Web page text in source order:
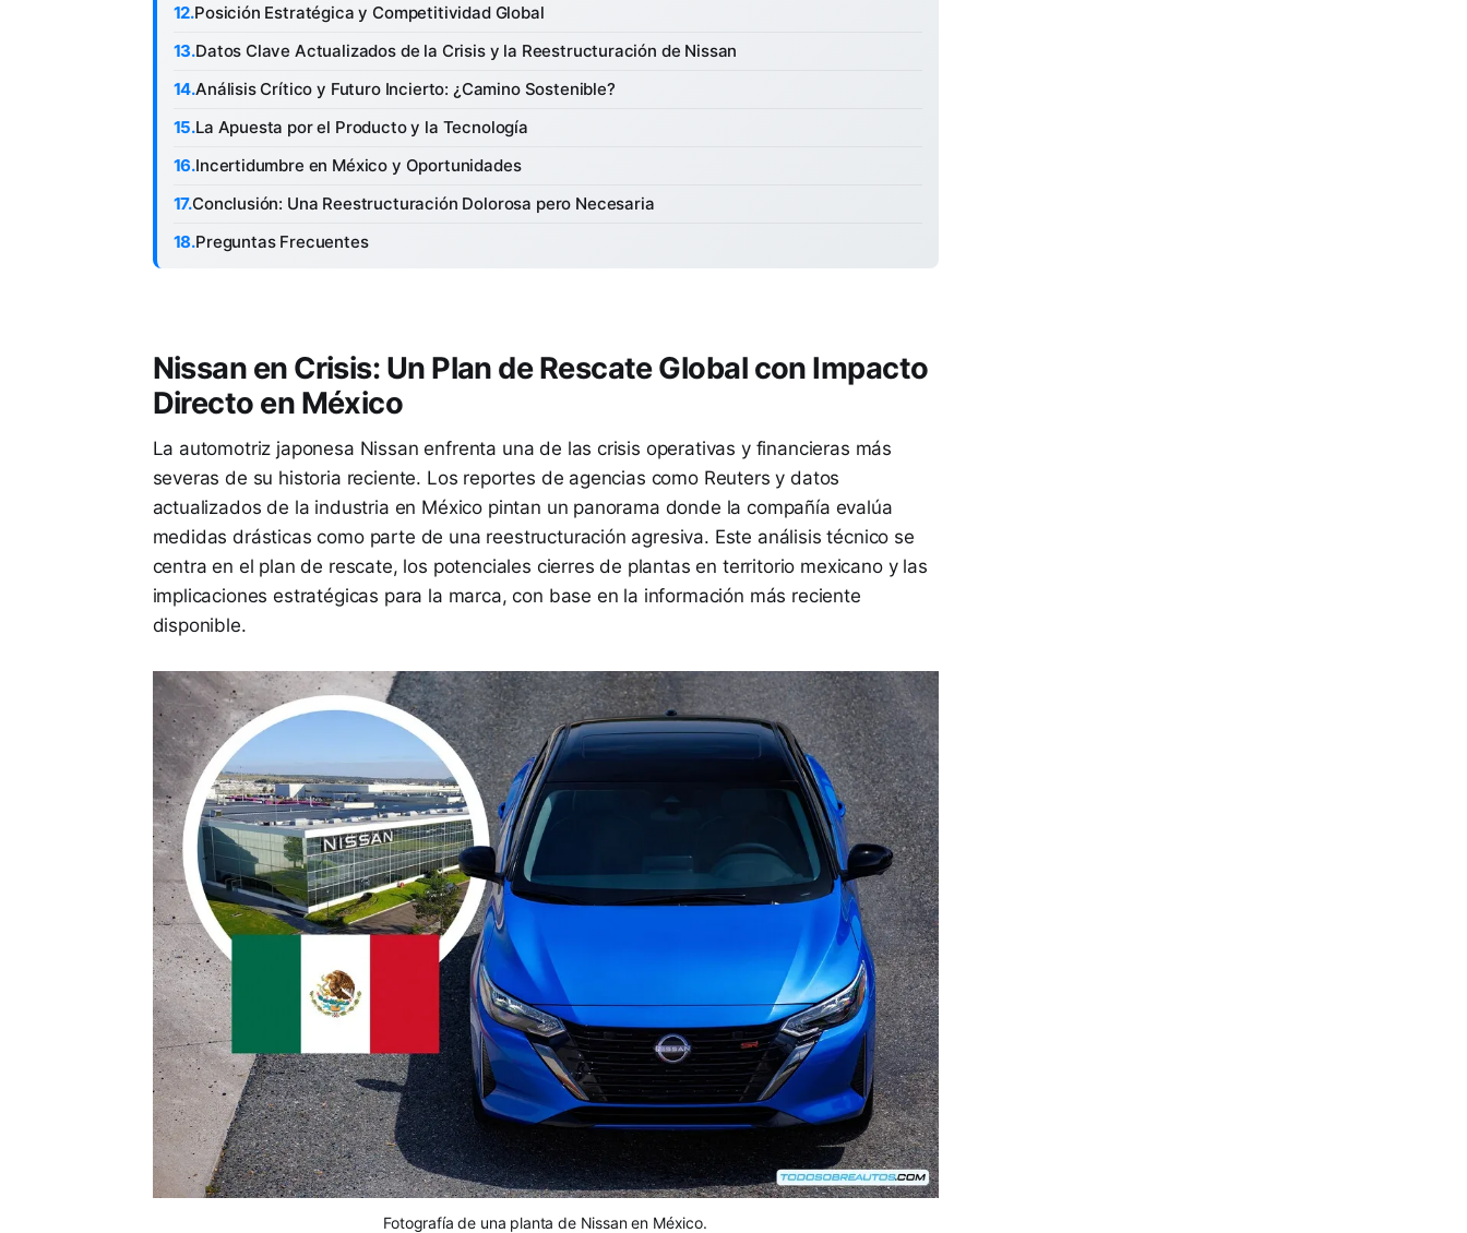
Posición Estratégica y Competitividad Global
Datos Clave Actualizados de la Crisis y la Reestructuración de Nissan
Análisis Crítico y Futuro Incierto: ¿Camino Sostenible?
La Apuesta por el Producto y la Tecnología
Incertidumbre en México y Oportunidades
Conclusión: Una Reestructuración Dolorosa pero Necesaria
Preguntas Frecuentes
Nissan en Crisis: Un Plan de Rescate Global con Impacto
Directo en México
La automotriz japonesa Nissan enfrenta una de las crisis operativas y financieras más
severas de su historia reciente. Los reportes de agencias como Reuters y datos
actualizados de la industria en México pintan un panorama donde la compañía evalúa
medidas drásticas como parte de una reestructuración agresiva. Este análisis técnico se
centra en el plan de rescate, los potenciales cierres de plantas en territorio mexicano y las
implicaciones estratégicas para la marca, con base en la información más reciente
disponible.
Fotografía de una planta de Nissan en México.